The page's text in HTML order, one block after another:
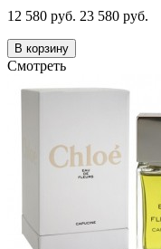
12 580 руб. 23 580 руб.
В корзину
Смотреть